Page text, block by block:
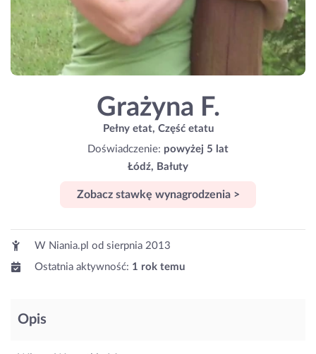
Grażyna F.
Pełny etat, Część etatu
Doświadczenie: powyżej 5 lat
Łódź, Bałuty
Zobacz stawkę wynagrodzenia >
W Niania.pl od sierpnia 2013
Ostatnia aktywność: 1 rok temu
Opis